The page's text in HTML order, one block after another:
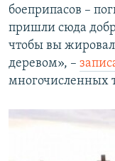
боеприпасов –
пришли сюда
чтобы вы
деревом», –
многочисленных